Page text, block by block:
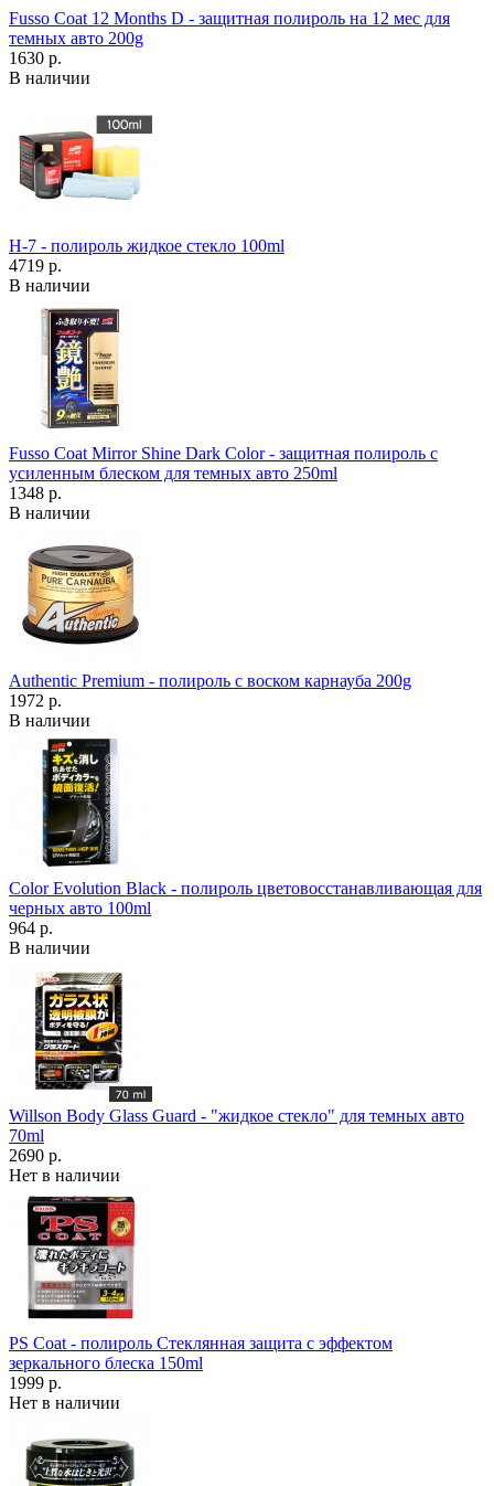
Fusso Coat 12 Months D - защитная полироль на 12 мес для
темных авто 200g
1630 р.
В наличии
H-7 - полироль жидкое стекло 100ml
4719 р.
В наличии
Fusso Coat Mirror Shine Dark Color - защитная полироль с
усиленным блеском для темных авто 250ml
1348 р.
В наличии
Authentic Premium - полироль с воском карнауба 200g
1972 р.
В наличии
Color Evolution Black - полироль цветовосстанавливающая для
черных авто 100ml
964 р.
В наличии
Willson Body Glass Guard - "жидкое стекло" для темных авто
70ml
2690 р.
Нет в наличии
PS Coat - полироль Стеклянная защита с эффектом
зеркального блеска 150ml
1999 р.
Нет в наличии